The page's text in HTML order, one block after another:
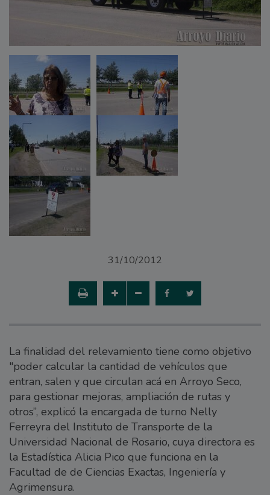
31/10/2012
La finalidad del relevamiento tiene como objetivo
"poder calcular la cantidad de vehículos que
entran, salen y que circulan acá en Arroyo Seco,
para gestionar mejoras, ampliación de rutas y
otros”, explicó la encargada de turno Nelly
Ferreyra del Instituto de Transporte de la
Universidad Nacional de Rosario, cuya directora es
la Estadística Alicia Pico que funciona en la
Facultad de de Ciencias Exactas, Ingeniería y
Agrimensura.